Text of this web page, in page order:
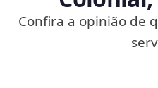
Confira a opinião de